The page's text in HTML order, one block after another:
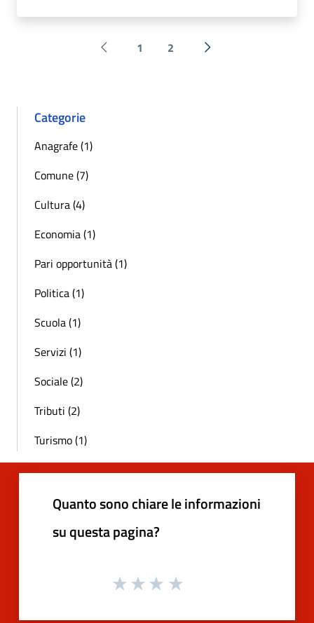
Pagina precedente
1 2 Successiva »
Categorie
Anagrafe (1)
Comune (7)
Cultura (4)
Economia (1)
Pari opportunità (1)
Politica (1)
Scuola (1)
Servizi (1)
Sociale (2)
Tributi (2)
Turismo (1)
Quanto sono chiare le informazioni
su questa pagina?